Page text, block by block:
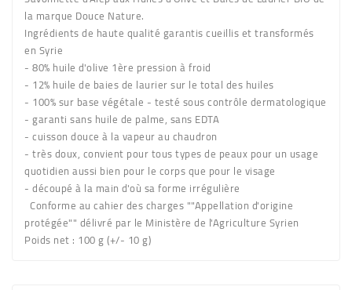
la marque Douce Nature.
Ingrédients de haute qualité garantis cueillis et transformés
en Syrie
- 80% huile d'olive 1ère pression à froid
- 12% huile de baies de laurier sur le total des huiles
- 100% sur base végétale - testé sous contrôle dermatologique
- garanti sans huile de palme, sans EDTA
- cuisson douce à la vapeur au chaudron
- très doux, convient pour tous types de peaux pour un usage
quotidien aussi bien pour le corps que pour le visage
- découpé à la main d'où sa forme irrégulière
Conforme au cahier des charges ""Appellation d'origine
protégée"" délivré par le Ministère de l'Agriculture Syrien
Poids net : 100 g (+/- 10 g)